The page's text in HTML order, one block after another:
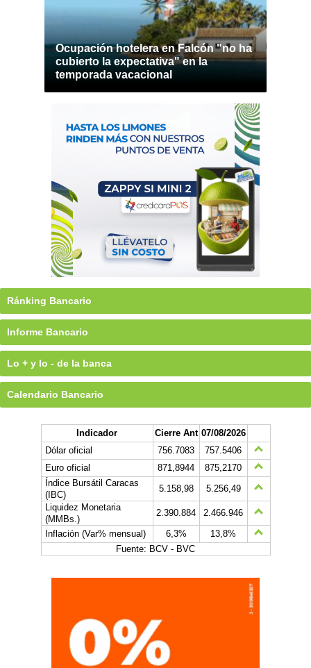
Ocupación hotelera en Falcón "no ha
cubierto la expectativa" en la
temporada vacacional
Ránking Bancario
Informe Bancario
Lo + y lo - de la banca
Calendario Bancario
Indicador Cierre Ant 07/08/2026
Dólar oficial
756.7083
757.5406
Euro oficial
871,8944
875,2170
Índice Bursátil Caracas
(IBC)
5.158,98
5.256,49
Liquidez Monetaria
(MMBs.)
2.390.884
2.466.946
Inflación (Var% mensual)
6,3%
13,8%
Fuente: BCV - BVC